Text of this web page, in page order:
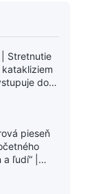
vstúpiť
vydať
| Stretnutie
do
Našli ste
pieseň
ľudí“ |